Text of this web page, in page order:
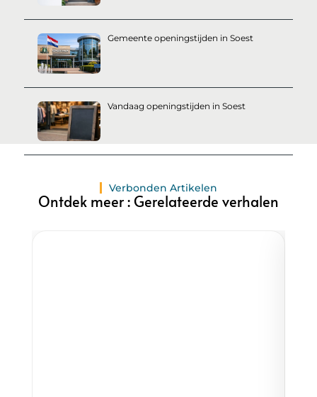
Gemeente openingstijden in Soest
Vandaag openingstijden in Soest
Verbonden Artikelen
Ontdek meer : Gerelateerde verhalen